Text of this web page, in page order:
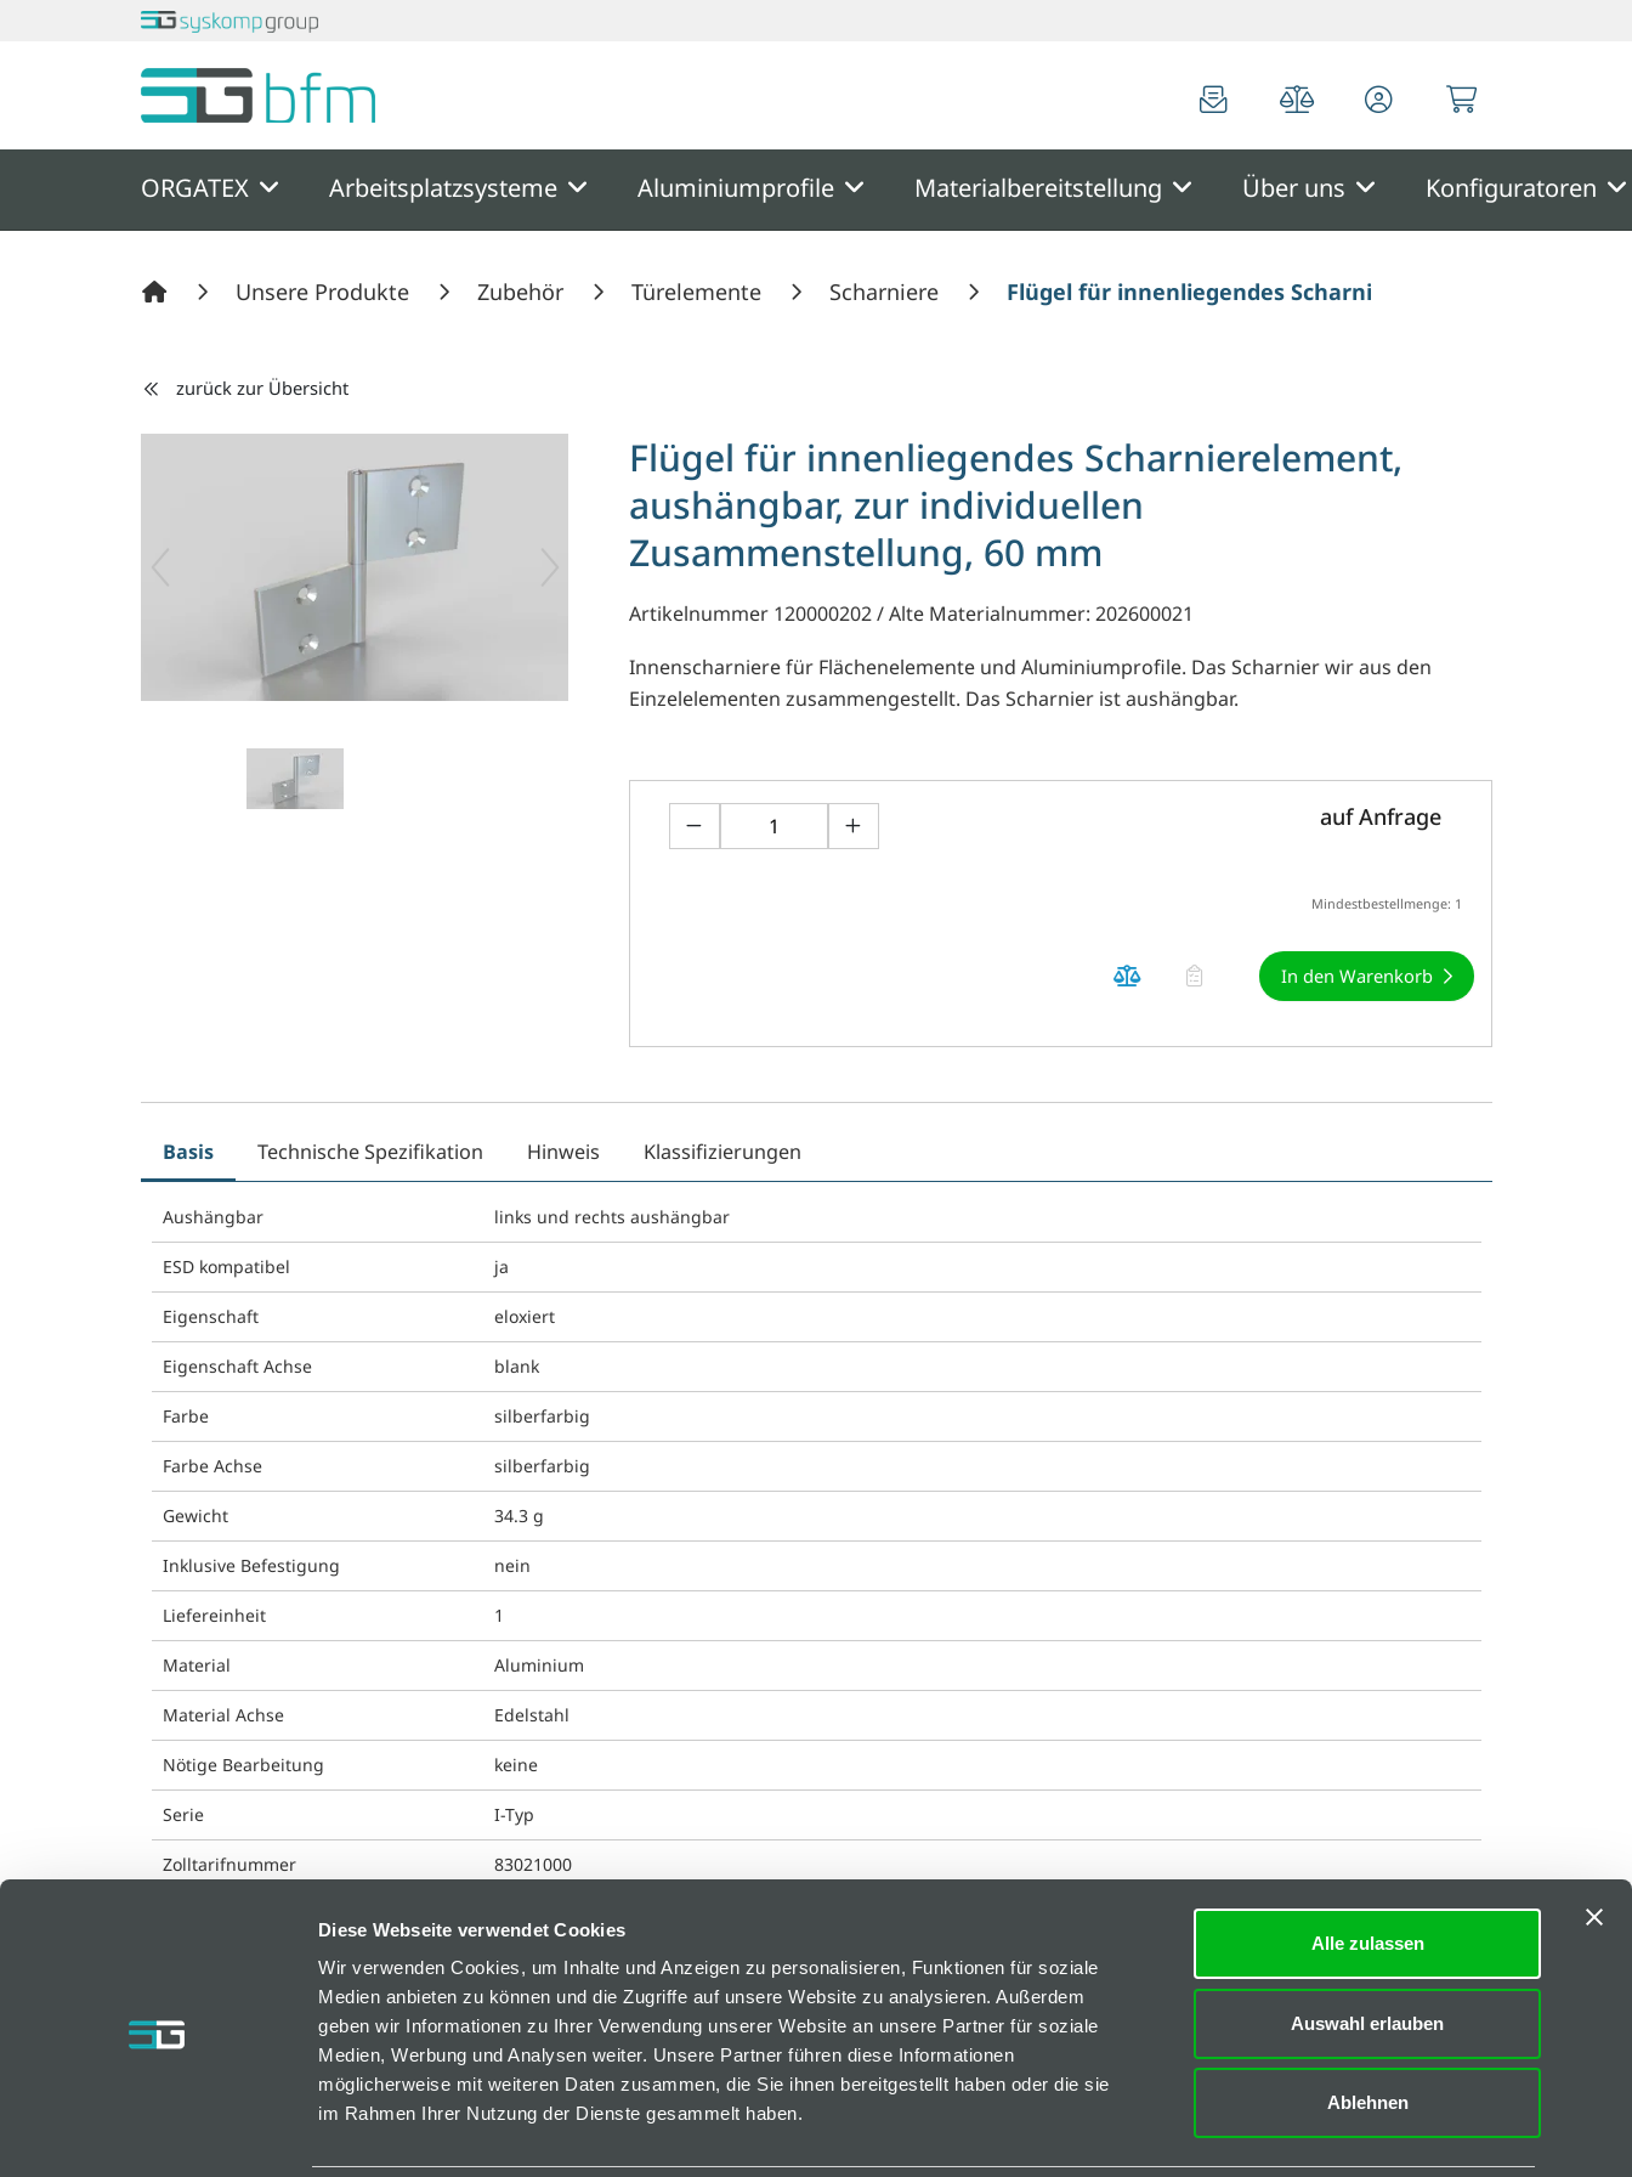
Diese Webseite verwendet Cookies
Wir verwenden Cookies, um Inhalte und Anzeigen zu personalisieren, Funktionen für soziale
Medien anbieten zu können und die Zugriffe auf unsere Website zu analysieren. Außerdem
geben wir Informationen zu Ihrer Verwendung unserer Website an unsere Partner für soziale
Medien, Werbung und Analysen weiter. Unsere Partner führen diese Informationen
möglicherweise mit weiteren Daten zusammen, die Sie ihnen bereitgestellt haben oder die sie
im Rahmen Ihrer Nutzung der Dienste gesammelt haben.
Alle zulassen
Auswahl erlauben
Ablehnen
Springe zu Hauptinhalt Springe zum Header
ORGATEX Arbeitsplatzsysteme Aluminiumprofile Materialbereitstellung Über uns Konfiguratoren
Unsere Produkte Zubehör Türelemente Scharniere Flügel für innenliegendes Scharnierelement,
zurück zur Übersicht
Flügel für innenliegendes Scharnierelement,
aushängbar, zur individuellen
Zusammenstellung, 60 mm
Artikelnummer 120000202 / Alte Materialnummer: 202600021
Innenscharniere für Flächenelemente und Aluminiumprofile. Das Scharnier wir aus den
Einzelelementen zusammengestellt. Das Scharnier ist aushängbar.
auf Anfrage
Mindestbestellmenge: 1
In den Warenkorb
Basis Technische Spezifikation Hinweis Klassifizierungen
Aushängbar links und rechts aushängbar
ESD kompatibel ja
Eigenschaft eloxiert
Eigenschaft Achse blank
Farbe silberfarbig
Farbe Achse silberfarbig
Gewicht 34.3 g
Inklusive Befestigung nein
Liefereinheit 1
Material Aluminium
Material Achse Edelstahl
Nötige Bearbeitung keine
Serie I-Typ
Zolltarifnummer 83021000
bfm GmbH
AT-2752 Wöllersdorf, Österreich
Downloads
FAQs
CAD-Daten
Katalog I-40